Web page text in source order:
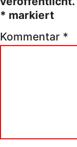
* markiert
Kommentar *